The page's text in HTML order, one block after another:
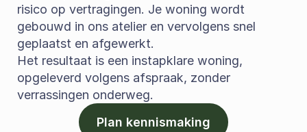
risico op vertragingen. Je woning wordt
gebouwd in ons atelier en vervolgens snel
geplaatst en afgewerkt.
Het resultaat is een instapklare woning,
opgeleverd volgens afspraak, zonder
verrassingen onderweg.
Plan kennismaking